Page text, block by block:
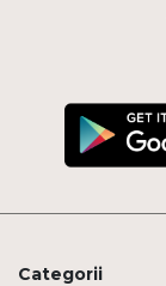
Categorii